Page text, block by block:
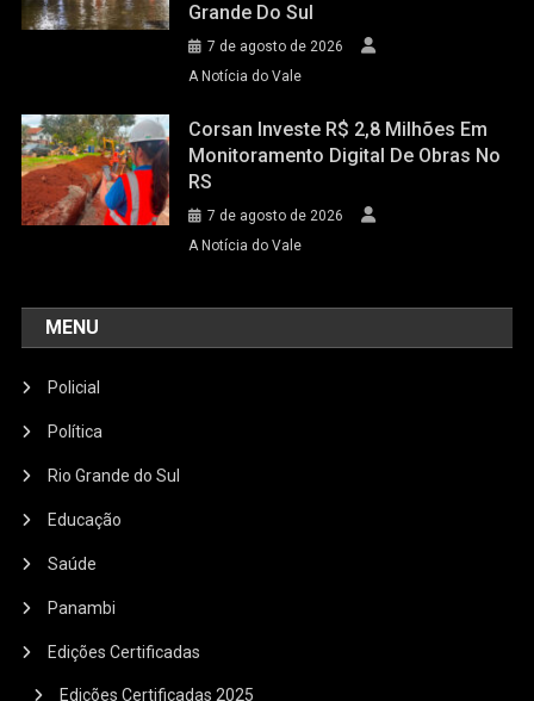
Grande Do Sul
7 de agosto de 2026
A Notícia do Vale
Corsan Investe R$ 2,8 Milhões Em
Monitoramento Digital De Obras No
RS
7 de agosto de 2026
A Notícia do Vale
MENU
Policial
Política
Rio Grande do Sul
Educação
Saúde
Panambi
Edições Certificadas
Edições Certificadas 2025